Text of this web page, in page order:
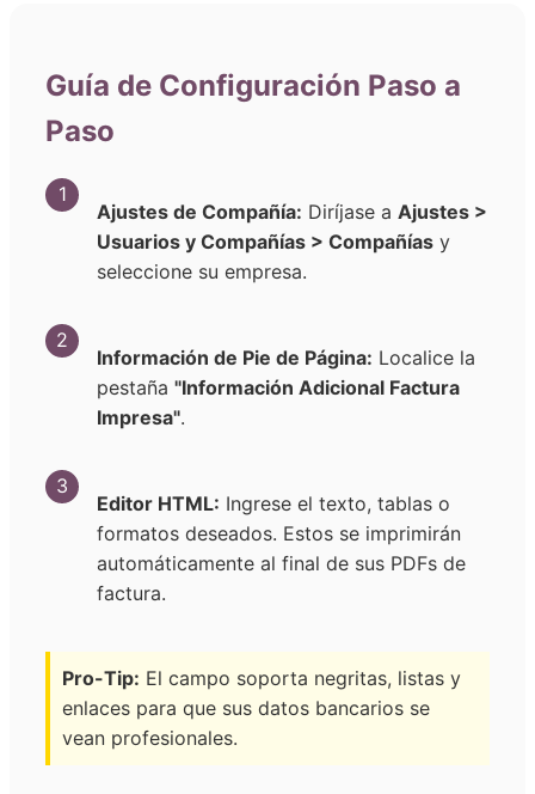
Guía de Configuración Paso a
Paso
1
Ajustes de Compañía: Diríjase a Ajustes >
Usuarios y Compañías > Compañías y
seleccione su empresa.
2
Información de Pie de Página: Localice la
pestaña "Información Adicional Factura
Impresa".
3
Editor HTML: Ingrese el texto, tablas o
formatos deseados. Estos se imprimirán
automáticamente al final de sus PDFs de
factura.
Pro-Tip: El campo soporta negritas, listas y
enlaces para que sus datos bancarios se
vean profesionales.